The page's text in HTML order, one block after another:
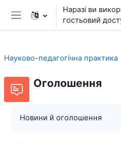
Перейти до головного вмісту
Бокова панель
Наразі ви
гостьовий
Науково-педагогічна практика
Оголошення
Новини й оголошення